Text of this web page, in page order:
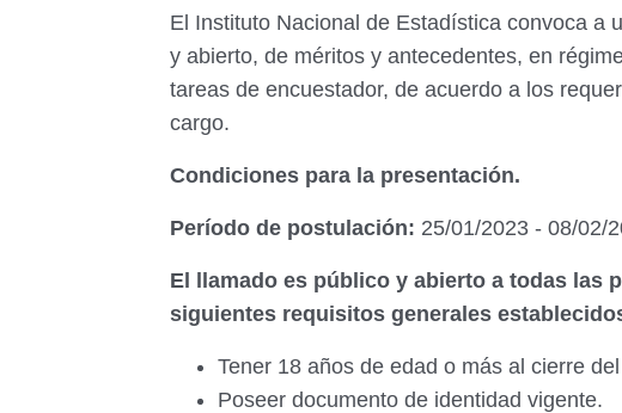
El Instituto Nacional de Estadística convoca a
y abierto, de méritos y antecedentes, en
tareas de encuestador, de acuerdo a los
cargo.
Condiciones para la presentación.
Período de postulación: 25/01/2023 - 08/02/
El llamado es público y abierto a todas las
siguientes requisitos generales
Tener 18 años de edad o más al cierre
Poseer documento de identidad vigente.